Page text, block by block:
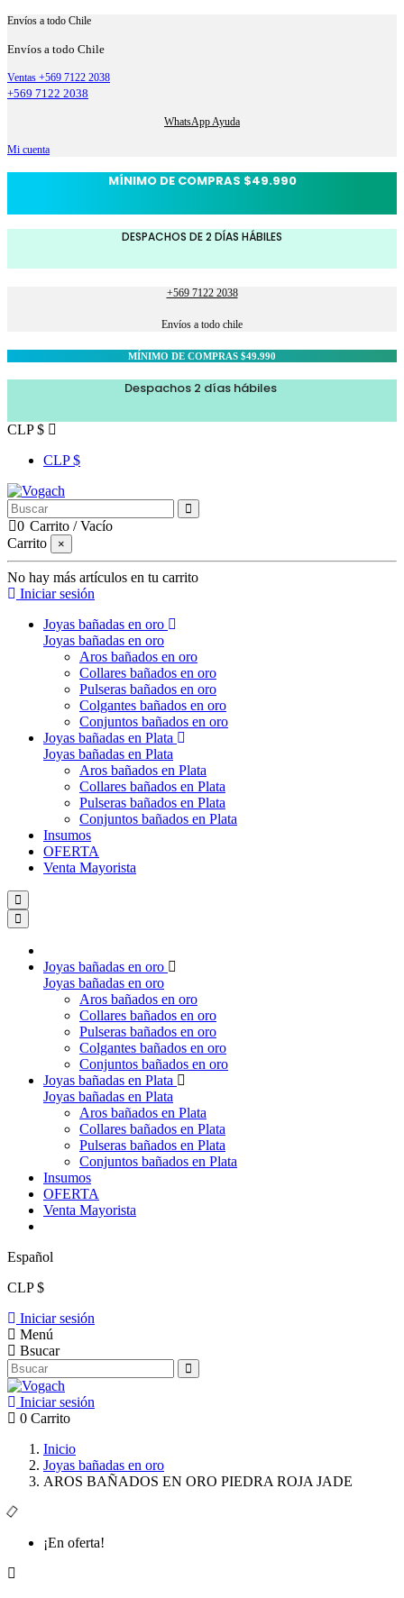
Envíos a todo Chile
Envíos a todo Chile
Ventas +569 7122 2038
+569 7122 2038
WhatsApp Ayuda
Mi cuenta
MÍNIMO DE COMPRAS $49.990
DESPACHOS DE 2 DÍAS HÁBILES
+569 7122 2038
Envíos a todo chile
MÍNIMO DE COMPRAS $49.990
Despachos 2 días hábiles
CLP $
CLP $
0 Carrito /Vacío
Carrito
×
No hay más artículos en tu carrito
Iniciar sesión
Joyas bañadas en oro
Joyas bañadas en oro
Aros bañados en oro
Collares bañados en oro
Pulseras bañados en oro
Colgantes bañados en oro
Conjuntos bañados en oro
Joyas bañadas en Plata
Joyas bañadas en Plata
Aros bañados en Plata
Collares bañados en Plata
Pulseras bañados en Plata
Conjuntos bañados en Plata
Insumos
OFERTA
Venta Mayorista
Joyas bañadas en oro
Joyas bañadas en oro
Aros bañados en oro
Collares bañados en oro
Pulseras bañados en oro
Colgantes bañados en oro
Conjuntos bañados en oro
Joyas bañadas en Plata
Joyas bañadas en Plata
Aros bañados en Plata
Collares bañados en Plata
Pulseras bañados en Plata
Conjuntos bañados en Plata
Insumos
OFERTA
Venta Mayorista
Español
CLP $
Iniciar sesión
Menú
Bsucar
Iniciar sesión
0 Carrito
Inicio
Joyas bañadas en oro
AROS BAÑADOS EN ORO PIEDRA ROJA JADE
¡En oferta!